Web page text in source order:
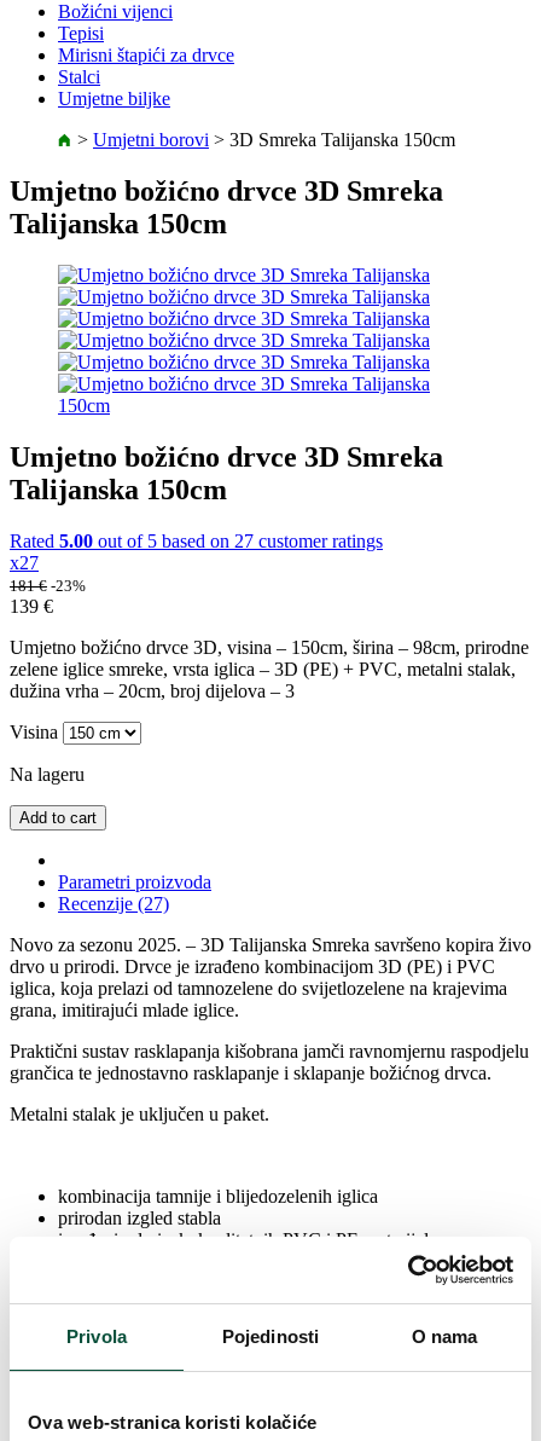
Privola Pojedinosti O nama
Ova web-stranica koristi kolačiće
Božićni vijenci
Tepisi
Mirisni štapići za drvce
Stalci
Umjetne biljke
> Umjetni borovi > 3D Smreka Talijanska 150cm
Umjetno božićno drvce 3D Smreka
Talijanska 150cm
Umjetno božićno drvce 3D Smreka
Talijanska 150cm
Rated 5.00 out of 5 based on 27 customer ratings
x27
181€ -23%
139 €
Umjetno božićno drvce 3D, visina – 150cm, širina – 98cm, prirodne
zelene iglice smreke, vrsta iglica – 3D (PE) + PVC, metalni stalak,
dužina vrha – 20cm, broj dijelova – 3
Visina
Na lageru
Add to cart
Parametri proizvoda
Recenzije (27)
Novo za sezonu 2025. – 3D Talijanska Smreka savršeno kopira živo
drvo u prirodi. Drvce je izrađeno kombinacijom 3D (PE) i PVC
iglica, koja prelazi od tamnozelene do svijetlozelene na krajevima
grana, imitirajući mlade iglice.
Praktični sustav rasklapanja kišobrana jamči ravnomjernu raspodjelu
grančica te jednostavno rasklapanje i sklapanje božićnog drvca.
Metalni stalak je uključen u paket.
kombinacija tamnije i blijedozelenih iglica
prirodan izgled stabla
izrađeni od visokokvalitetnih PVC i PE materijala
sustav rasklapanja kišobrana – za savršen oblik drvca
Parametri proizvoda